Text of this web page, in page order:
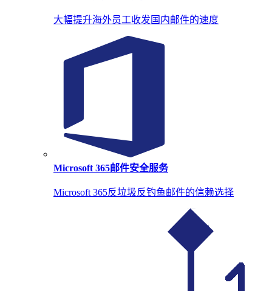
大幅提升海外员工收发国内邮件的速度
Microsoft 365邮件安全服务
Microsoft 365反垃圾反钓鱼邮件的信赖选择